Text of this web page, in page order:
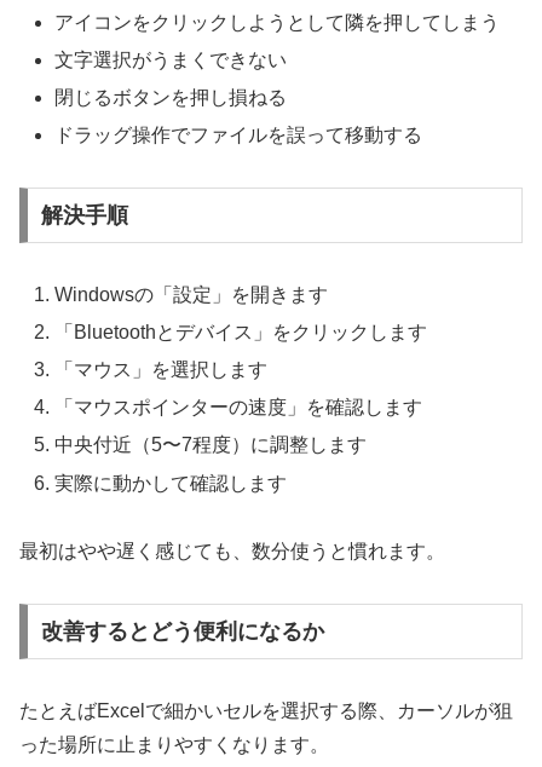
アイコンをクリックしようとして隣を押してしまう
文字選択がうまくできない
閉じるボタンを押し損ねる
ドラッグ操作でファイルを誤って移動する
解決手順
Windowsの「設定」を開きます
「Bluetoothとデバイス」をクリックします
「マウス」を選択します
「マウスポインターの速度」を確認します
中央付近（5〜7程度）に調整します
実際に動かして確認します
最初はやや遅く感じても、数分使うと慣れます。
改善するとどう便利になるか
たとえばExcelで細かいセルを選択する際、カーソルが狙
った場所に止まりやすくなります。